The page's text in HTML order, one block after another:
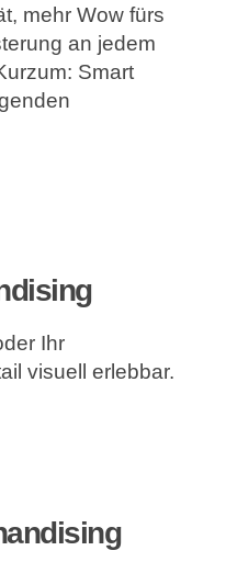
mehr Wow fürs
an jedem
Smart
Ihr
visuell erlebbar.